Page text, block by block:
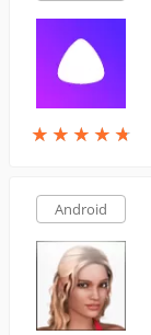
★ ★ ★ ★ ★
★ ★ ★ ★ ★
Android